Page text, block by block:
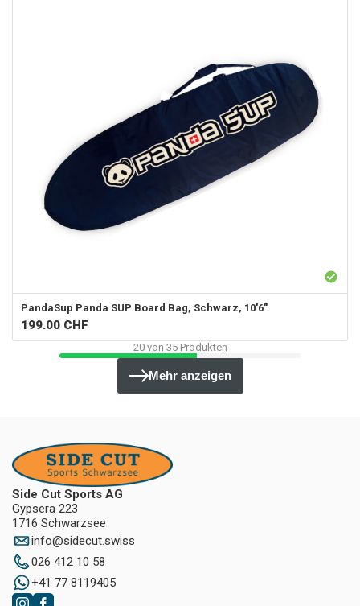
PandaSup Panda SUP Board Bag, Schwarz, 10'6"
199.00 CHF
20von 35Produkten
Mehr anzeigen
Side Cut Sports AG
Gypsera 223
1716 Schwarzsee
info@sidecut.swiss
026 412 10 58
+41 77 8119405